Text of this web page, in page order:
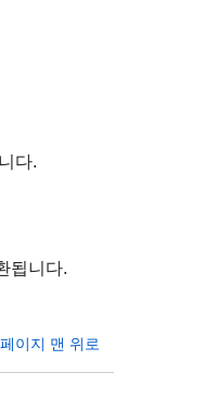
다.
됩니다.
페이지 맨 위로